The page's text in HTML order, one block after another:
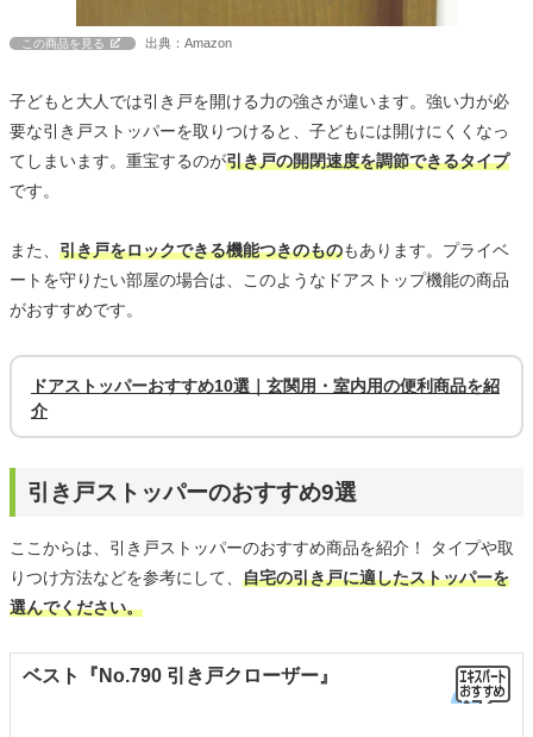
この商品を見る 出典：Amazon
子どもと大人では引き戸を開ける力の強さが違います。強い力が必
要な引き戸ストッパーを取りつけると、子どもには開けにくくなっ
てしまいます。重宝するのが引き戸の開閉速度を調節できるタイプ
です。
また、 引き戸をロックできる機能つきのものもあります。プライベ
ートを守りたい部屋の場合は、このようなドアストップ機能の商品
がおすすめです。
ドアストッパーおすすめ10選｜玄関用・室内用の便利商品を紹
介
引き戸ストッパーのおすすめ9選
ここからは、引き戸ストッパーのおすすめ商品を紹介！ タイプや取
りつけ方法などを参考にして、 自宅の引き戸に適したストッパーを
選んでください。
ベスト『No.790 引き戸クローザー』